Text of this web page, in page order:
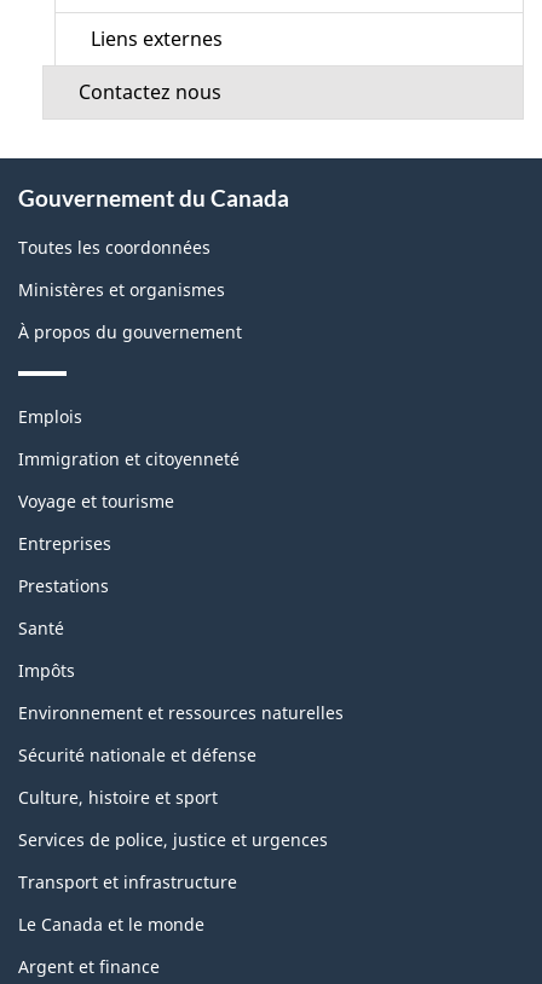
Liens externes
Contactez nous
propos
de
ce
Gouvernement du Canada
Toutes les coordonnées
Ministères et organismes
À propos du gouvernement
Thèmes
sujets
Emplois
Immigration et citoyenneté
Voyage et tourisme
Entreprises
Prestations
Santé
Impôts
Environnement et ressources naturelles
Sécurité nationale et défense
Culture, histoire et sport
Services de police, justice et urgences
Transport et infrastructure
Le Canada et le monde
Argent et finance